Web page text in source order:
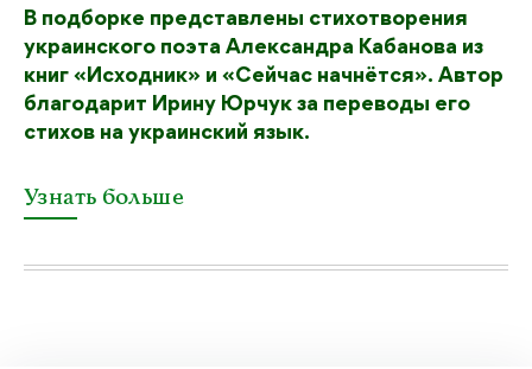
В подборке представлены стихотворения
украинского поэта Александра Кабанова из
книг «Исходник» и «Сейчас начнётся». Автор
благодарит Ирину Юрчук за переводы его
стихов на украинский язык.
Узнать больше